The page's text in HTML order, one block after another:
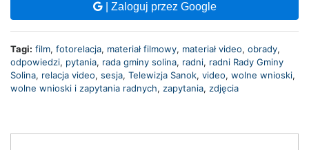
| Zaloguj przez Google
Tagi: film, fotorelacja, materiał filmowy, materiał video, obrady,
odpowiedzi, pytania, rada gminy solina, radni, radni Rady Gminy
Solina, relacja video, sesja, Telewizja Sanok, video, wolne wnioski,
wolne wnioski i zapytania radnych, zapytania, zdjęcia